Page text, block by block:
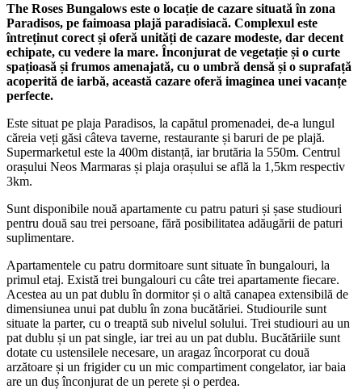
The Roses Bungalows este o locație de cazare situată în zona
Paradisos, pe faimoasa plajă paradisiacă. Complexul este
întreținut corect și oferă unități de cazare modeste, dar decent
echipate, cu vedere la mare. Înconjurat de vegetație și o curte
spațioasă și frumos amenajată, cu o umbră densă și o suprafață
acoperită de iarbă, această cazare oferă imaginea unei vacanțe
perfecte.
Este situat pe plaja Paradisos, la capătul promenadei, de-a lungul
căreia veți găsi câteva taverne, restaurante și baruri de pe plajă.
Supermarketul este la 400m distanță, iar brutăria la 550m. Centrul
orașului Neos Marmaras și plaja orașului se află la 1,5km respectiv
3km.
Sunt disponibile nouă apartamente cu patru paturi și șase studiouri
pentru două sau trei persoane, fără posibilitatea adăugării de paturi
suplimentare.
Apartamentele cu patru dormitoare sunt situate în bungalouri, la
primul etaj. Există trei bungalouri cu câte trei apartamente fiecare.
Acestea au un pat dublu în dormitor și o altă canapea extensibilă de
dimensiunea unui pat dublu în zona bucătăriei. Studiourile sunt
situate la parter, cu o treaptă sub nivelul solului. Trei studiouri au un
pat dublu și un pat single, iar trei au un pat dublu. Bucătăriile sunt
dotate cu ustensilele necesare, un aragaz încorporat cu două
arzătoare și un frigider cu un mic compartiment congelator, iar baia
are un duș înconjurat de un perete și o perdea.